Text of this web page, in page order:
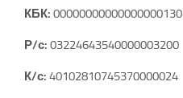
КБК: 00000000000000000130
Р/с: 03224643540000003200
К/с: 40102810745370000024